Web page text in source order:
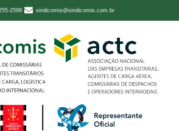
2599 sindicomis@sindicomis.com.br